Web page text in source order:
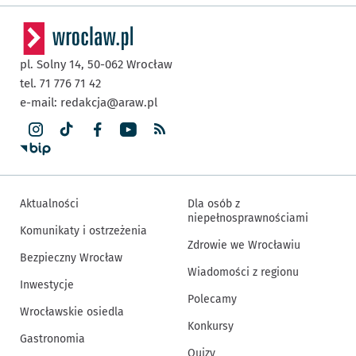
pl. Solny 14, 50-062 Wrocław
tel. 71 776 71 42
e-mail: redakcja@araw.pl
Aktualności
Komunikaty i ostrzeżenia
Bezpieczny Wrocław
Inwestycje
Wrocławskie osiedla
Gastronomia
Dla osób z
niepełnosprawnościami
Zdrowie we Wrocławiu
Wiadomości z regionu
Polecamy
Konkursy
Quizy